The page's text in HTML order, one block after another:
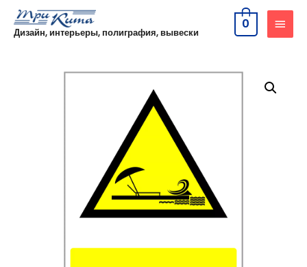
Дизайн, интерьеры, полиграфия, вывески
0